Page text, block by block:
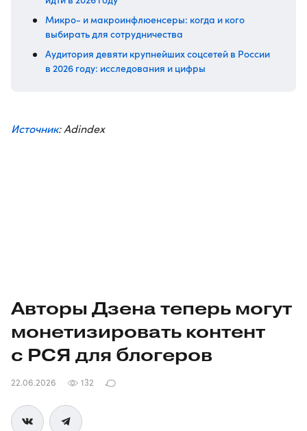
Микро- и макроинфлюенсеры: когда и кого
выбирать для сотрудничества
Аудитория девяти крупнейших соцсетей в России
в 2026 году: исследования и цифры
Источник: Adindex
Авторы Дзена теперь могут
монетизировать контент
с РСЯ для блогеров
22.06.2026 132